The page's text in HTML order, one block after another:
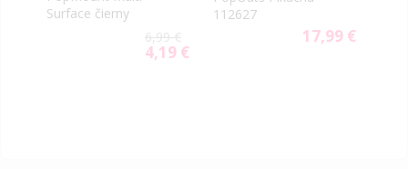
Surface čierny
6,99 €
Special
4,19 €
112627
17,99 €